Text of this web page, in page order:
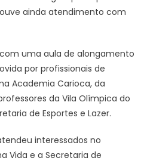
ainda atendimento com
uma aula de alongamento
por profissionais de
Academia Carioca, da
da Vila Olímpica do
de Esportes e Lazer.
interessados no
Vida e a Secretaria de